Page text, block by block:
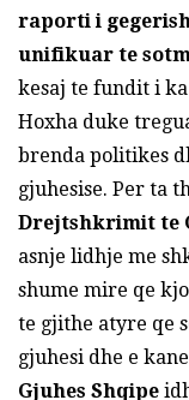
raporti i
unifikuar te
kesaj te fundit i
Hoxha duke
brenda politikes
gjuhesise. Per ta
Drejtshkrimit te
asnje lidhje me
shume mire qe
te gjithe atyre qe
gjuhesi dhe e kane
Gjuhes Shqipe